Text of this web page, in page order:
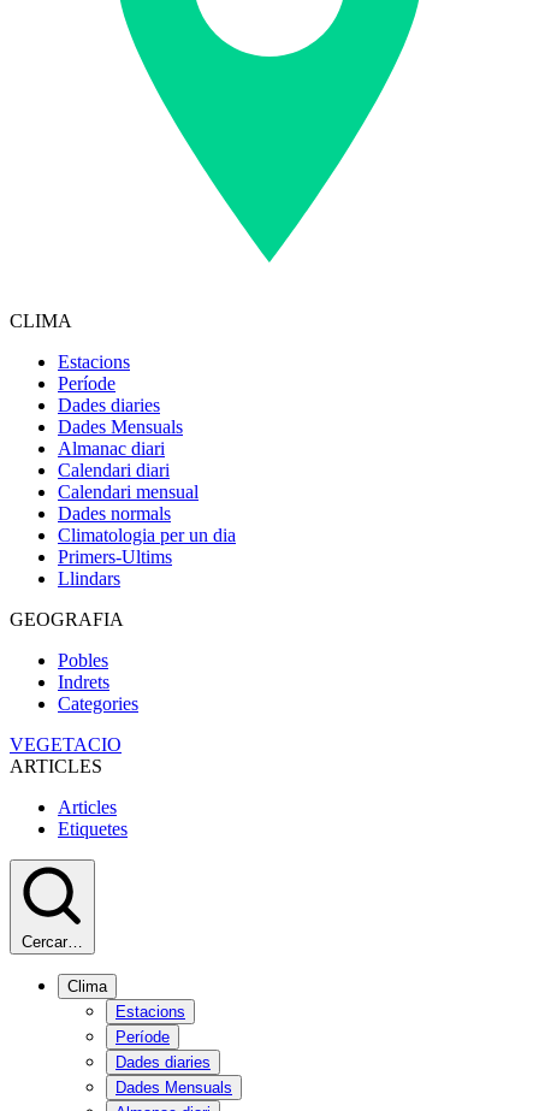
CLIMA
Estacions
Període
Dades diaries
Dades Mensuals
Almanac diari
Calendari diari
Calendari mensual
Dades normals
Climatologia per un dia
Primers-Ultims
Llindars
GEOGRAFIA
Pobles
Indrets
Categories
VEGETACIO
ARTICLES
Articles
Etiquetes
Cercar…
Clima
Estacions
Període
Dades diaries
Dades Mensuals